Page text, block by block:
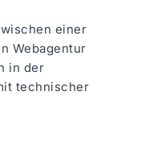
einer
Webagentur
in der
technischer